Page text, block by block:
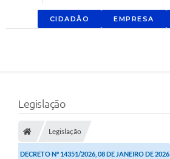
CIDADÃO EMPRESA
Legislação
Legislação
DECRETO Nº 14351/2026, 08 DE JANEIRO DE 2026